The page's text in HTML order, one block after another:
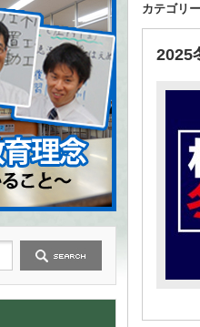
カテゴリ
2025